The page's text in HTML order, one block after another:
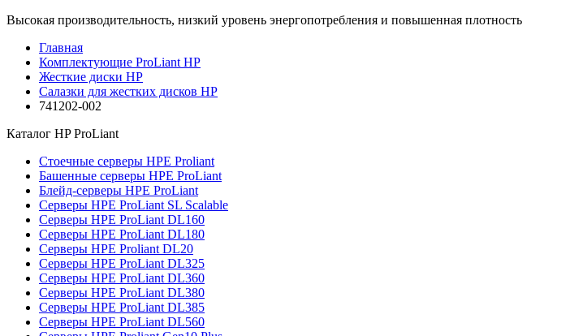
Высокая производительность, низкий уровень энергопотребления и повышенная плотность
Главная
Комплектующие ProLiant HP
Жесткие диски HP
Салазки для жестких дисков HP
741202-002
Каталог HP ProLiant
Стоечные серверы HPE Proliant
Башенные серверы HPE ProLiant
Блейд-серверы HPE ProLiant
Серверы HPE ProLiant SL Scalable
Серверы HPE ProLiant DL160
Серверы HPE ProLiant DL180
Серверы HPE Proliant DL20
Серверы HPE ProLiant DL325
Серверы HPE ProLiant DL360
Серверы HPE ProLiant DL380
Серверы HPE ProLiant DL385
Серверы HPE ProLiant DL560